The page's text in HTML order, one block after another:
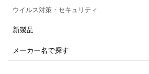
ウイルス対策・セキュリティ
新製品
メーカー名で探す